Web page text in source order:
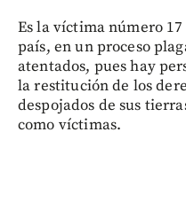
Es la víctima número
país, en un proceso
atentados, pues hay
la restitución de los
despojados de sus
como víctimas.